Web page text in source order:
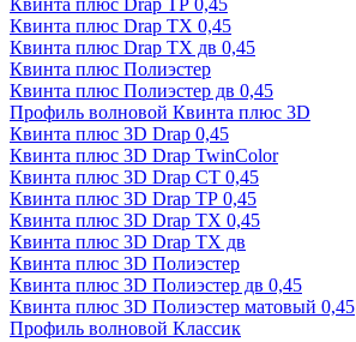
Квинта плюс Drap ТР 0,45
Квинта плюс Drap ТХ 0,45
Квинта плюс Drap ТХ дв 0,45
Квинта плюс Полиэстер
Квинта плюс Полиэстер дв 0,45
Профиль волновой Квинта плюс 3D
Квинта плюс 3D Drap 0,45
Квинта плюс 3D Drap TwinColor
Квинта плюс 3D Drap СТ 0,45
Квинта плюс 3D Drap ТР 0,45
Квинта плюс 3D Drap ТХ 0,45
Квинта плюс 3D Drap ТХ дв
Квинта плюс 3D Полиэстер
Квинта плюс 3D Полиэстер дв 0,45
Квинта плюс 3D Полиэстер матовый 0,45
Профиль волновой Классик